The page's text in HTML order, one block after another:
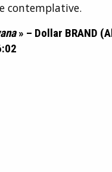
contemplative.
» – Dollar BRAND